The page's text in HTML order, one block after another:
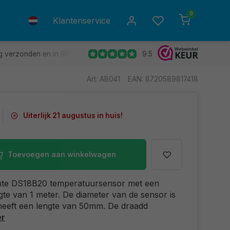
Klantenservice
0
en in 98% van de gevallen de volgende dag in huis.
9.5
Art: AB041 EAN: 8720589817418
Uiterlijk 21 augustus in huis!
Toevoegen aan winkelwagen
DS18B20 temperatuursensor met een
van 1 meter. De diameter van de sensor is
een lengte van 50mm. De draadd